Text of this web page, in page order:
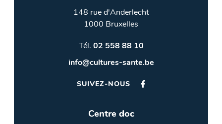
148 rue d'Anderlecht
1000 Bruxelles
Tél. 02 558 88 10
info@cultures-sante.be
SUIVEZ-NOUS
Centre doc